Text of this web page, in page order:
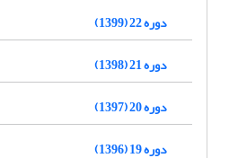
دوره 22 (1399)
دوره 21 (1398)
دوره 20 (1397)
دوره 19 (1396)